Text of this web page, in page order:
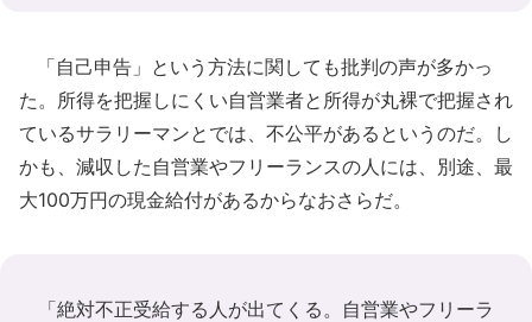
「自己申告」という方法に関しても批判の声が多かっ
た。所得を把握しにくい自営業者と所得が丸裸で把握され
ているサラリーマンとでは、不公平があるというのだ。し
かも、減収した自営業やフリーランスの人には、別途、最
大100万円の現金給付があるからなおさらだ。
「絶対不正受給する人が出てくる。自営業やフリーラ